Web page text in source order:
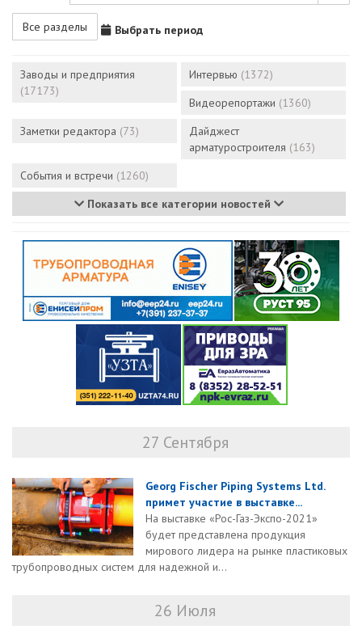
Все разделы Выбрать период
Заводы и предприятия
(17173)
Интервью (1372)
Видеорепортажи (1360)
Заметки редактора (73)
Дайджест
арматуростроителя (163)
События и встречи (1260)
Показать все категории новостей
27 Сентября
Georg Fischer Piping Systems Ltd.
примет участие в выставке...
На выставке «Рос-Газ-Экспо-2021»
будет представлена продукция
мирового лидера на рынке пластиковых
трубопроводных систем для надежной и...
26 Июля